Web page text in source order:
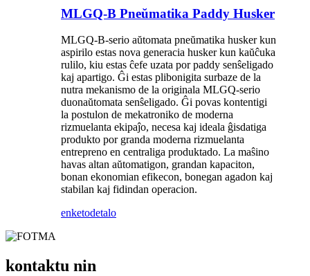
MLGQ-B Pneŭmatika Paddy Husker
MLGQ-B-serio aŭtomata pneŭmatika husker kun
aspirilo estas nova generacia husker kun kaŭĉuka
rulilo, kiu estas ĉefe uzata por paddy senŝeligado
kaj apartigo. Ĝi estas plibonigita surbaze de la
nutra mekanismo de la originala MLGQ-serio
duonaŭtomata senŝeligado. Ĝi povas kontentigi
la postulon de mekatroniko de moderna
rizmuelanta ekipaĵo, necesa kaj ideala ĝisdatiga
produkto por granda moderna rizmuelanta
entrepreno en centraliga produktado. La maŝino
havas altan aŭtomatigon, grandan kapaciton,
bonan ekonomian efikecon, bonegan agadon kaj
stabilan kaj fidindan operacion.
enketodetalo
kontaktu nin